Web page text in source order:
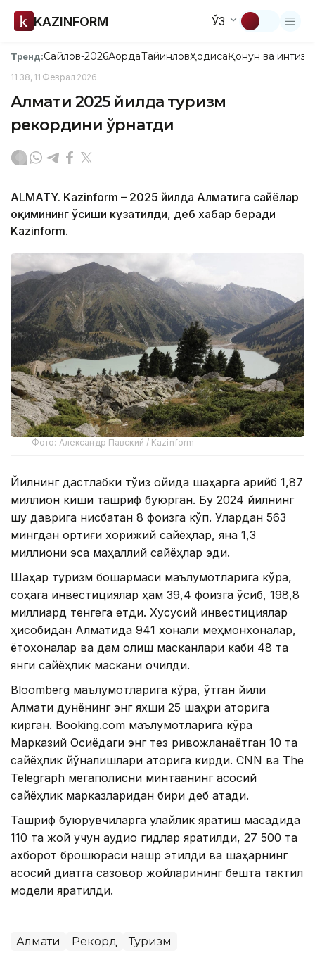
KAZINFORM ЎЗ
Тренд:Сайлов-2026АқордаТайинловҲодисаҚонун ва
11:38, 11 Феврал 2026
Алмати 2025 йилда туризм
рекордини ўрнатди
ALMATY. Kazinform – 2025 йилда Алматига сайёҳлар
оқимининг ўсиши кузатилди, деб хабар беради
Kazinform.
Фото: Александр Павский / Kazinform
Йилнинг дастлабки тўққиз ойида шаҳарга қарийб 1,87
миллион киши ташриф буюрган. Бу 2024 йилнинг
шу даврига нисбатан 8 фоизга кўп. Улардан 563
мингдан ортиғи хорижий сайёҳлар, яна 1,3
миллиони эса маҳаллий сайёҳлар эди.
Шаҳар туризм бошқармаси маълумотларига кўра,
соҳага инвестициялар ҳам 39,4 фоизга ўсиб, 198,8
миллиард тенгега етди. Хусусий инвестициялар
ҳисобидан Алматида 941 хонали меҳмонхоналар,
ётоқхоналар ва дам олиш масканлари каби 48 та
янги сайёҳлик маскани очилди.
Bloomberg маълумотларига кўра, ўтган йили
Алмати дунёнинг энг яхши 25 шаҳри қаторига
кирган. Booking.com маълумотларига кўра
Марказий Осиёдаги энг тез ривожланаётган 10 та
сайёҳлик йўналишлари қаторига кирди. CNN ва The
Telegraph мегаполисни минтақанинг асосий
сайёҳлик марказларидан бири деб атади.
Ташриф буюрувчиларга қулайлик яратиш мақсадида
110 та жой учун аудио гидлар яратилди, 27 500 та
ахборот брошюраси нашр этилди ва шаҳарнинг
асосий диққатга сазовор жойларининг бешта тактил
модели яратилди.
Алмати Рекорд Туризм